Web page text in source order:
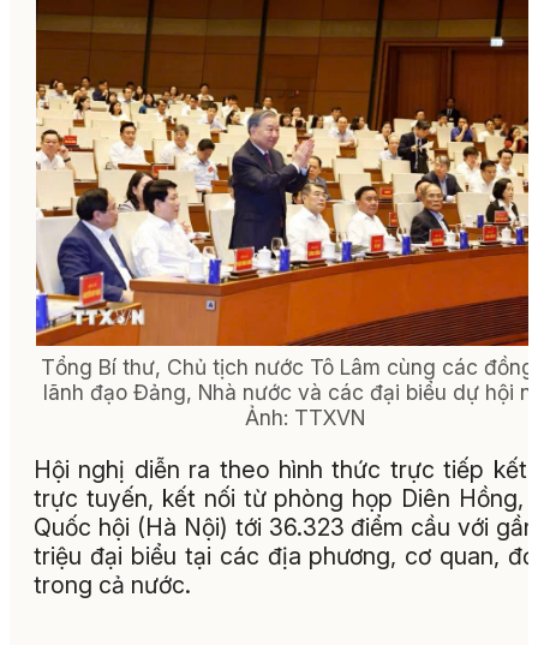
Tổng Bí thư, Chủ tịch nước Tô Lâm cùng các
lãnh đạo Đảng, Nhà nước và các đại biểu dự hội
Ảnh: TTXVN
Hội nghị diễn ra theo hình thức trực tiếp kết
trực tuyến, kết nối từ phòng họp Diên Hồng,
Quốc hội (Hà Nội) tới 36.323 điểm cầu với
triệu đại biểu tại các địa phương, cơ quan,
trong cả nước.